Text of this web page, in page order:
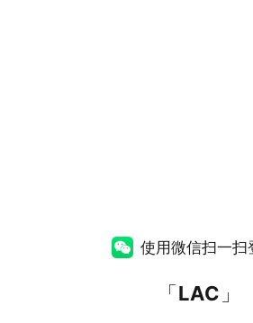
使用微信扫一扫
「LAC 」